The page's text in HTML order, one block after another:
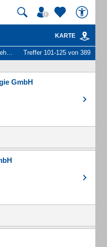
KARTE
Treffer 101-125 von 389
GmbH